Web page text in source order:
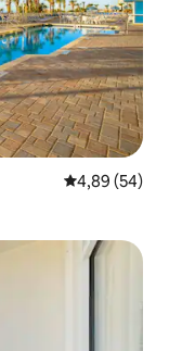
4,89 de uma
4,89 (54)